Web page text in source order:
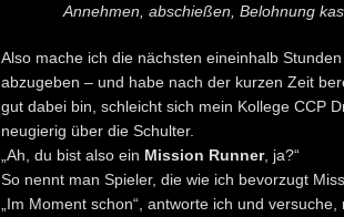
Annehmen, abschießen, Belohnung
Also mache ich die nächsten eineinhalb
abzugeben – und habe nach der kurzen Zeit
gut dabei bin, schleicht sich mein Kollege CCP
neugierig über die Schulter.
„Ah, du bist also ein Mission Runner, ja?“
So nennt man Spieler, die wie ich bevorzugt
„Im Moment schon“, antworte ich und